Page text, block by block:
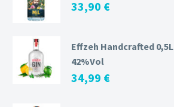
33,90 €
Effzeh Handcrafted 0,5L
42%Vol
34,99 €